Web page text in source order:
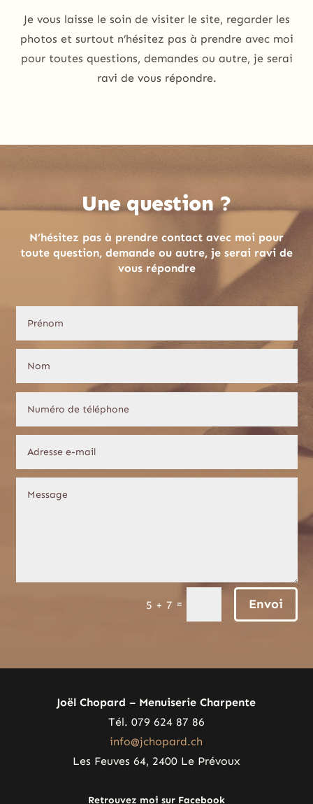
Je vous laisse le soin de visiter le site, regarder les
photos et surtout n’hésitez pas à prendre avec moi
pour toutes questions, demandes ou autre, je serai
ravi de vous répondre.
Une question ?
N’hésitez pas à prendre contact avec moi pour
toute question, demande ou autre, je serai ravi de
vous répondre
5 + 7 = Envoi
Joël Chopard – Menuiserie Charpente
Tél. 079 624 87 86
info@jchopard.ch
Les Feuves 64, 2400 Le Prévoux
Retrouvez moi sur Facebook